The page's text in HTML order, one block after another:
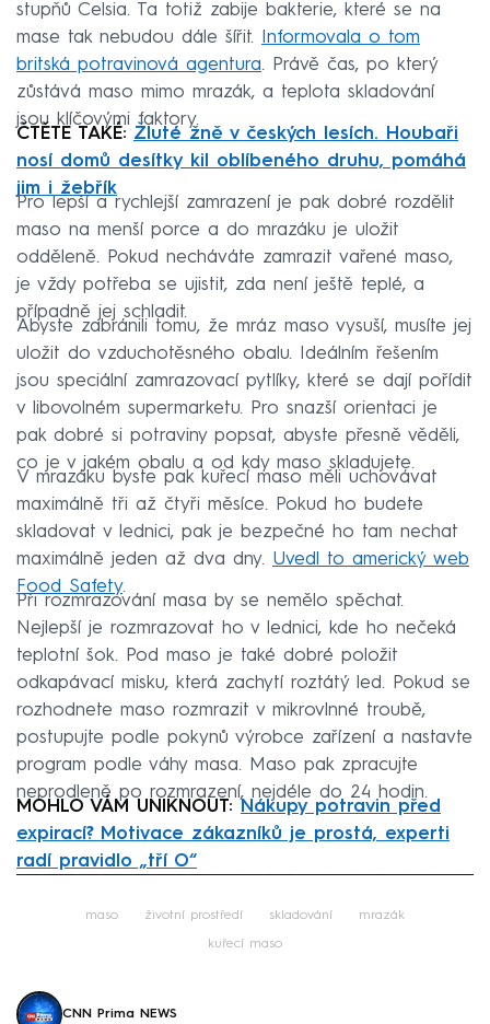
stupňů Celsia. Ta totiž zabije bakterie, které se na
mase tak nebudou dále šířit. Informovala o tom
britská potravinová agentura. Právě čas, po který
zůstává maso mimo mrazák, a teplota skladování
jsou klíčovými faktory.
ČTĚTE TAKÉ: Žluté žně v českých lesích. Houbaři
nosí domů desítky kil oblíbeného druhu, pomáhá
jim i žebřík
Pro lepší a rychlejší zamrazení je pak dobré rozdělit
maso na menší porce a do mrazáku je uložit
odděleně. Pokud necháváte zamrazit vařené maso,
je vždy potřeba se ujistit, zda není ještě teplé, a
případně jej schladit.
Abyste zabránili tomu, že mráz maso vysuší, musíte jej
uložit do vzduchotěsného obalu. Ideálním řešením
jsou speciální zamrazovací pytlíky, které se dají pořídit
v libovolném supermarketu. Pro snazší orientaci je
pak dobré si potraviny popsat, abyste přesně věděli,
co je v jakém obalu a od kdy maso skladujete.
V mrazáku byste pak kuřecí maso měli uchovávat
maximálně tři až čtyři měsíce. Pokud ho budete
skladovat v lednici, pak je bezpečné ho tam nechat
maximálně jeden až dva dny. Uvedl to americký web
Food Safety.
Při rozmrazování masa by se nemělo spěchat.
Nejlepší je rozmrazovat ho v lednici, kde ho nečeká
teplotní šok. Pod maso je také dobré položit
odkapávací misku, která zachytí roztátý led. Pokud se
rozhodnete maso rozmrazit v mikrovlnné troubě,
postupujte podle pokynů výrobce zařízení a nastavte
program podle váhy masa. Maso pak zpracujte
neprodleně po rozmrazení, nejdéle do 24 hodin.
MOHLO VÁM UNIKNOUT: Nákupy potravin před
expirací? Motivace zákazníků je prostá, experti
radí pravidlo „tří O“
maso životní prostředí skladování mrazák
kuřecí maso
CNN Prima NEWS